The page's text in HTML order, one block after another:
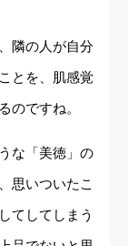
隣の人が自分
とを、肌感覚
のですね。
な「美徳」の
思いついたこ
てしてしまう